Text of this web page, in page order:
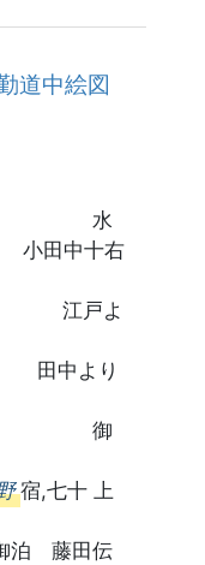
道中絵図
田中十右
よ
り
宿,七十 上
伝